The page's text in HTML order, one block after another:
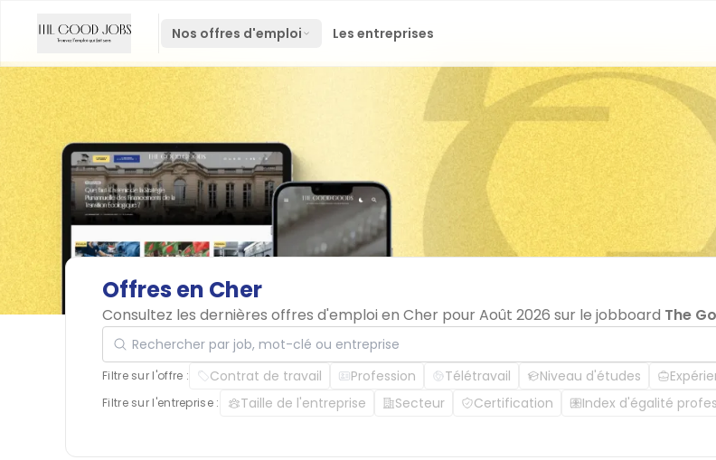
Nos offres d'emploi Les entreprises
Offres en Cher
Consultez les dernières offres d'emploi en Cher pour Août 2026 sur le jobboard The
Rechercher par job, mot-clé ou entreprise
Filtre sur l'offre : Contrat de travail Profession Télétravail Niveau d'études
Filtre sur l'entreprise : Taille de l'entreprise Secteur Certification Index d'égalité